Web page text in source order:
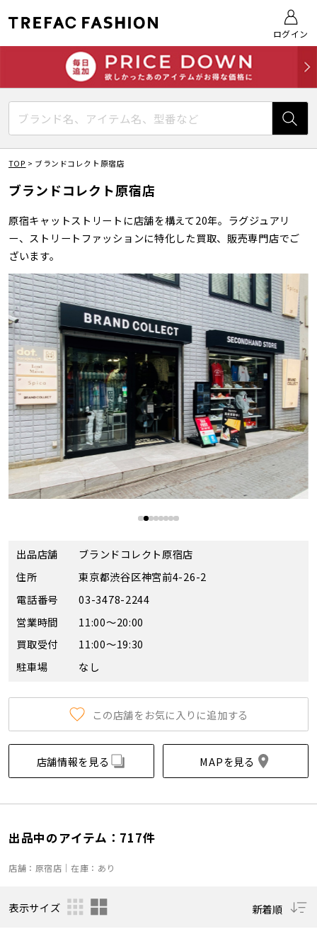
ログイン
TOP > ブランドコレクト原宿店
出品中のアイテム：717件
店舗：原宿店｜在庫：あり
表示サイズ 新着順
ブランドコレクト原宿店
原宿キャットストリートに店舗を構えて20年。ラグジュアリ
ー、ストリートファッションに特化した買取、販売専門店でご
ざいます。
出品店舗
ブランドコレクト原宿店
住所
東京都渋谷区神宮前4-26-2
電話番号
03-3478-2244
営業時間
11:00～20:00
買取受付
11:00～19:30
駐車場
なし
この店舗をお気に入りに追加する
店舗情報を見る MAPを見る